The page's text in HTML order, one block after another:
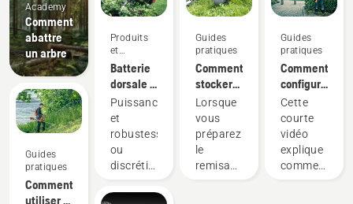
Academy
Comment
abattre
un arbre
Guides
pratiques
Comment
utiliser le
Produits
et
innovations
Batterie
dorsale :
Une
révolution
pour les
outils
électriques
sur
Puissance
et
robustesse,
ou
discrétion
durabilité ?
Guides
pratiques
Comment
stocker
votre
batterie
Husqvarna
pendant
l'hiver
Lorsque
vous
préparez
le
remisage
Guides
pratiques
Comment
configurer
et
installer
correctement
la
batterie
Cette
courte
vidéo
explique
comment